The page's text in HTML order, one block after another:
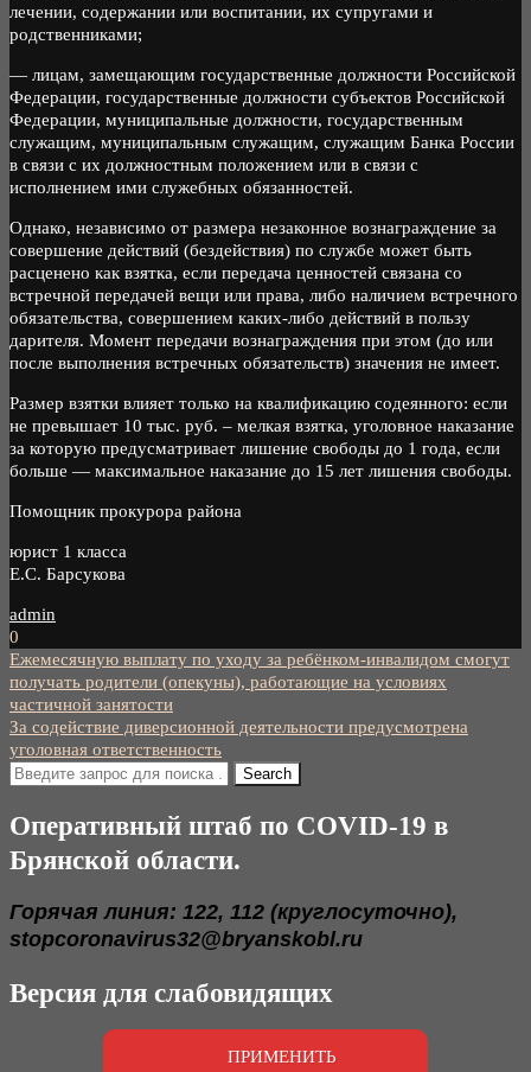
лечении, содержании или воспитании, их супругами и
родственниками;
— лицам, замещающим государственные должности Российской
Федерации, государственные должности субъектов Российской
Федерации, муниципальные должности, государственным
служащим, муниципальным служащим, служащим Банка России
в связи с их должностным положением или в связи с
исполнением ими служебных обязанностей.
Однако, независимо от размера незаконное вознаграждение за
совершение действий (бездействия) по службе может быть
расценено как взятка, если передача ценностей связана со
встречной передачей вещи или права, либо наличием встречного
обязательства, совершением каких-либо действий в пользу
дарителя. Момент передачи вознаграждения при этом (до или
после выполнения встречных обязательств) значения не имеет.
Размер взятки влияет только на квалификацию содеянного: если
не превышает 10 тыс. руб. – мелкая взятка, уголовное наказание
за которую предусматривает лишение свободы до 1 года, если
больше — максимальное наказание до 15 лет лишения свободы.
Помощник прокурора района
юрист 1 класса
Е.С. Барсукова
admin
0
Навигация
по
записям
Ежемесячную выплату по уходу за ребёнком-инвалидом смогут
получать родители (опекуны), работающие на условиях
частичной занятости
За содействие диверсионной деятельности предусмотрена
уголовная ответственность
Оперативный штаб по COVID-19 в
Брянской области.
Горячая линия: 122, 112 (круглосуточно),
stopcoronavirus32@bryanskobl.ru
Версия для слабовидящих
ПРИМЕНИТЬ